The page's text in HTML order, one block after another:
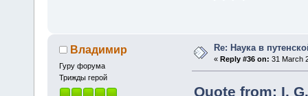
Владимир
Гуру форума
Трижды герой
Re: Наука в
« Reply #36 on: 31 March
Quote from: I.